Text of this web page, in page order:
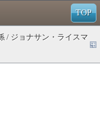
TOP
/ ジョナサン・ライスマ